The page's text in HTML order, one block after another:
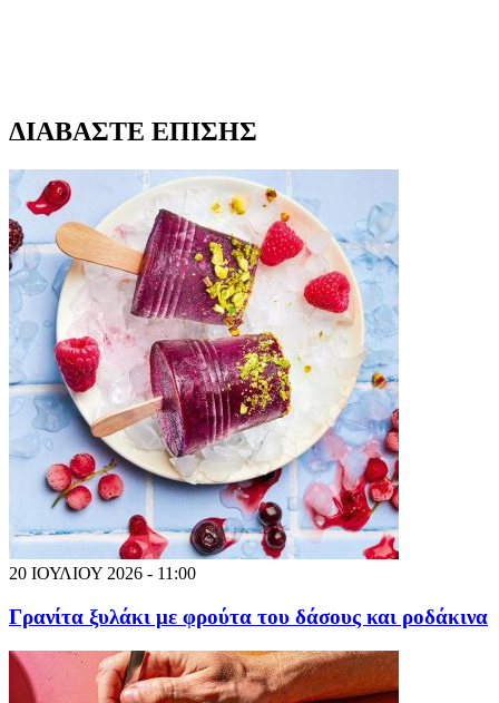
ΔΙΑΒΑΣΤΕ ΕΠΙΣΗΣ
20 ΙΟΥΛΙΟΥ 2026 - 11:00
Γρανίτα ξυλάκι με φρούτα του δάσους και ροδάκινα